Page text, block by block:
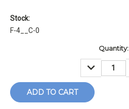
Stock:
F-4__C-0
Quantity:
DECREASE
QUANTITY: